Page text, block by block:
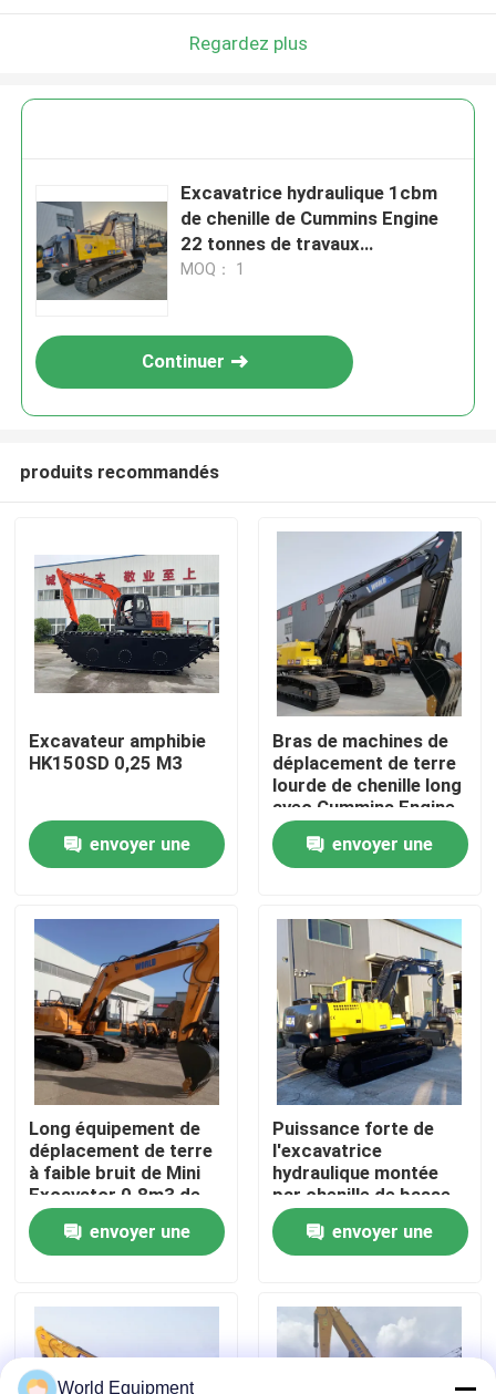
À la maison
Produits
Visite de l'usine
Contrôle de la qualité
Nous contacter
Nouvelles
Les affaires
Excavatrice hydraulique de chenille
Mini Crawler Excavator
Regardez plus
Excavatrice hydraulique 1cbm
de chenille de Cummins Engine
22 tonnes de travaux
municipaux de 9-11m Max.
MOQ： 1
Continuer
produits recommandés
Excavateur amphibie
HK150SD 0,25 M3
envoyer une
Bras de machines de
déplacement de terre
lourde de chenille long
avec Cummins Engine
envoyer une
Long équipement de
déplacement de terre
à faible bruit de Mini
Excavator 0.8m3 de
bras
envoyer une
Puissance forte de
l'excavatrice
hydraulique montée
par chenille de basse
consommation
2000rpmenvoyer une
World Equipment